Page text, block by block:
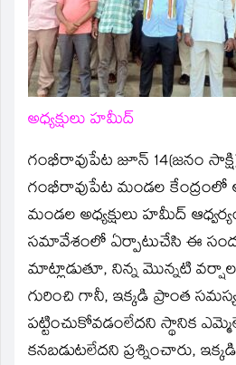
అధ్యక్షులు హమీద్
గంభీరావుపేట జూన్ 14(జనం
గంభీరావుపేట మండల
మండల అధ్యక్షులు హమీద్
సమావేశంలో ఏర్పాటుచేసి ఈ
మాట్లాడుతూ, నిన్న మొన్నటి
గురించి గానీ, ఇక్కడి ప్రాంత
పట్టించుకోవడంలేదని స్థానిక
కనబడుటలేదని ప్రశ్నించారు,